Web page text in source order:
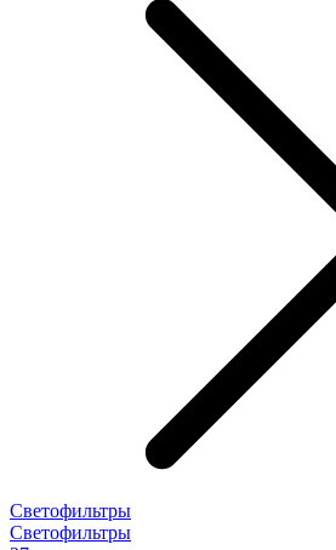
Светофильтры
Светофильтры